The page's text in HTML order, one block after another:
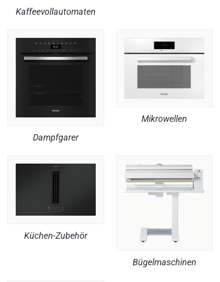
Kaffeevollautomaten
Dampfgarer
Mikrowellen
Küchen-Zubehör
Bügelmaschinen